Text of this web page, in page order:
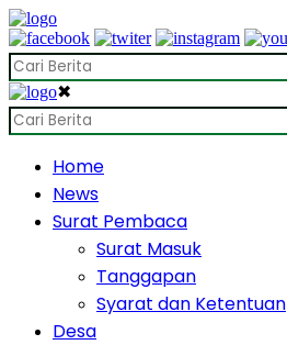
✖
Home
News
Surat Pembaca
Surat Masuk
Tanggapan
Syarat dan Ketentuan
Desa